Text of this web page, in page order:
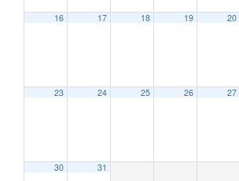
16 17 18 19 20
23 24 25 26 27
30 31